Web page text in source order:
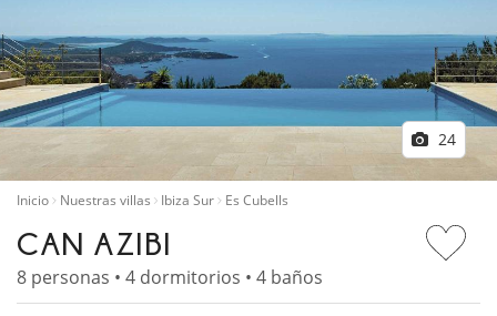
24
Inicio Nuestras villas Ibiza Sur Es Cubells
CAN AZIBI
8 personas • 4 dormitorios • 4 baños